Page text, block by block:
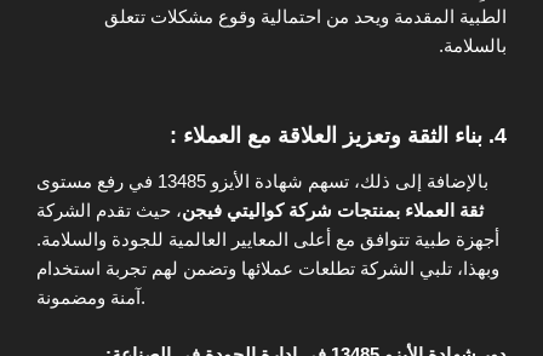
الطبية المقدمة ويحد من احتمالية وقوع مشكلات تتعلق
بالسلامة.
4. بناء الثقة وتعزيز العلاقة مع العملاء :
بالإضافة إلى ذلك، تسهم شهادة الأيزو 13485 في رفع مستوى
ثقة العملاء بمنتجات شركة كواليتي فيجن، حيث تقدم الشركة
أجهزة طبية تتوافق مع أعلى المعايير العالمية للجودة والسلامة.
وبهذا، تلبي الشركة تطلعات عملائها وتضمن لهم تجربة استخدام
آمنة ومضمونة.